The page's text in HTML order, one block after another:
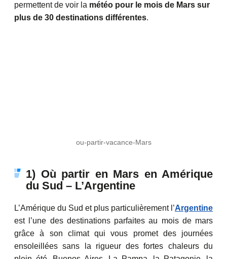
permettent de voir la météo pour le mois de Mars sur
plus de 30 destinations différentes.
ou-partir-vacance-Mars
1) Où partir en Mars en Amérique
du Sud – L’Argentine
L’Amérique du Sud et plus particulièrement l’Argentine
est l’une des destinations parfaites au mois de mars
grâce à son climat qui vous promet des journées
ensoleillées sans la rigueur des fortes chaleurs du